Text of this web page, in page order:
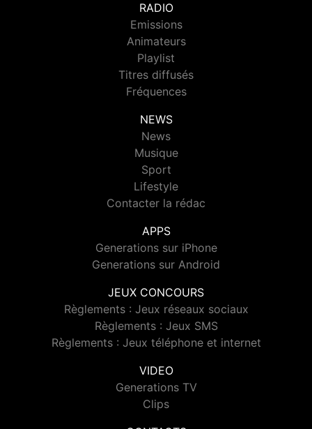
RADIO
Emissions
Animateurs
Playlist
Titres diffusés
Fréquences
NEWS
News
Musique
Sport
Lifestyle
Contacter la rédac
APPS
Generations sur iPhone
Generations sur Android
JEUX CONCOURS
Règlements : Jeux réseaux sociaux
Règlements : Jeux SMS
Règlements : Jeux téléphone et internet
VIDEO
Generations TV
Clips